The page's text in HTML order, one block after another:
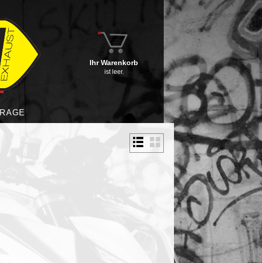
Ihr Warenkorb
ist leer.